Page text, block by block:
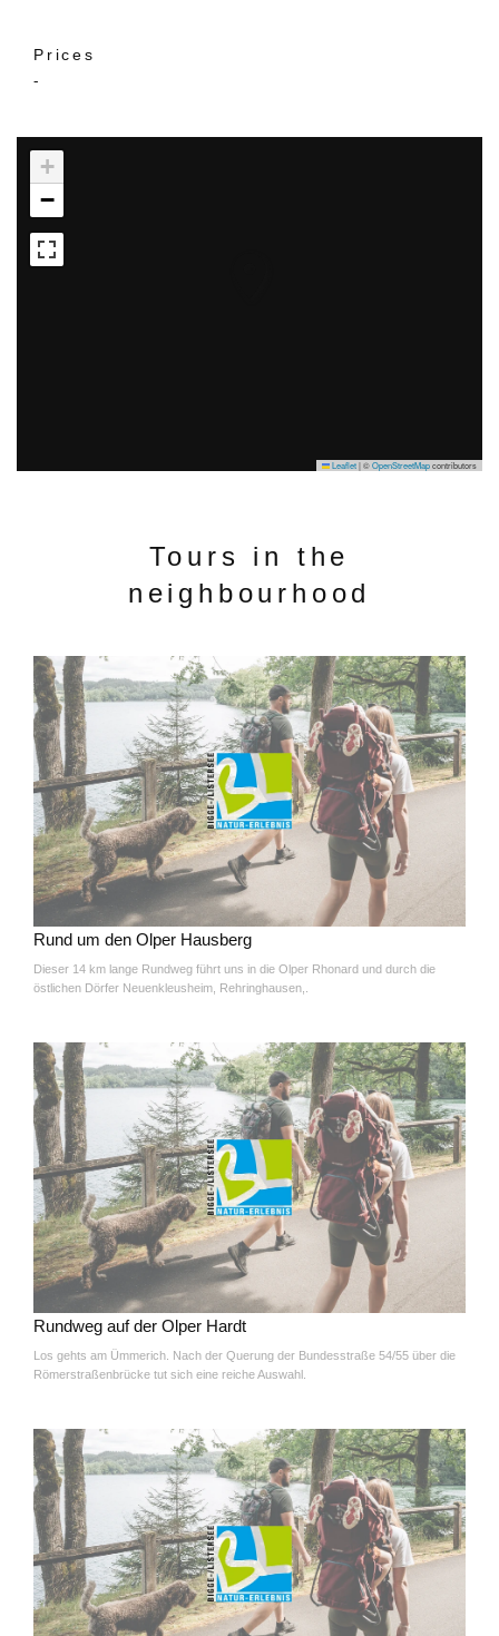
Prices
-
+
−
Leaflet|©OpenStreetMapcontributors
Tours in the
neighbourhood
Rund um den Olper Hausberg
Dieser 14 km lange Rundweg führt uns in die Olper Rhonard und durch die
östlichen Dörfer Neuenkleusheim, Rehringhausen,.
Rundweg auf der Olper Hardt
Los gehts am Ümmerich. Nach der Querung der Bundesstraße 54/55 über die
Römerstraßenbrücke tut sich eine reiche Auswahl.